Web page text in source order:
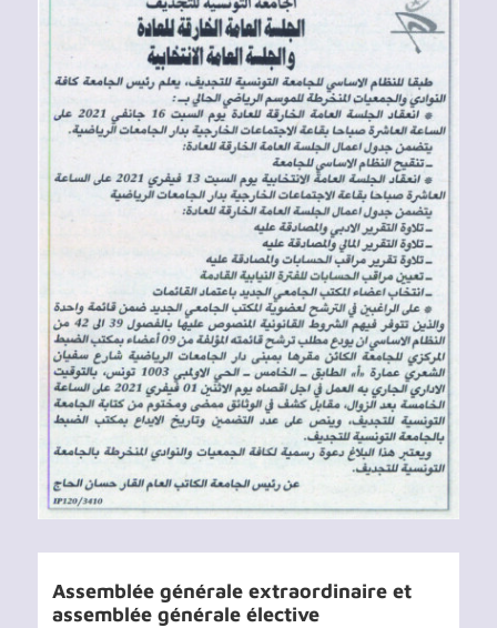
Assemblée générale extraordinaire et
assemblée générale élective